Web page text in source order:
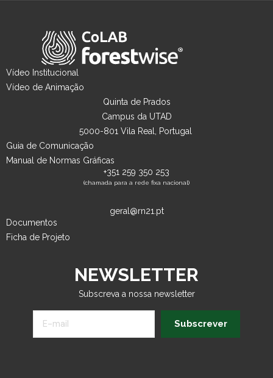
Vídeo Institucional
Vídeo de Animação
Quinta de Prados
Campus da UTAD
5000-801 Vila Real, Portugal
Guia de Comunicação
Manual de Normas Gráficas
+351 259 350 253
(chamada para a rede fixa nacional)
geral@rn21.pt
Documentos
Ficha de Projeto
NEWSLETTER
Subscreva a nossa newsletter
Subscrever